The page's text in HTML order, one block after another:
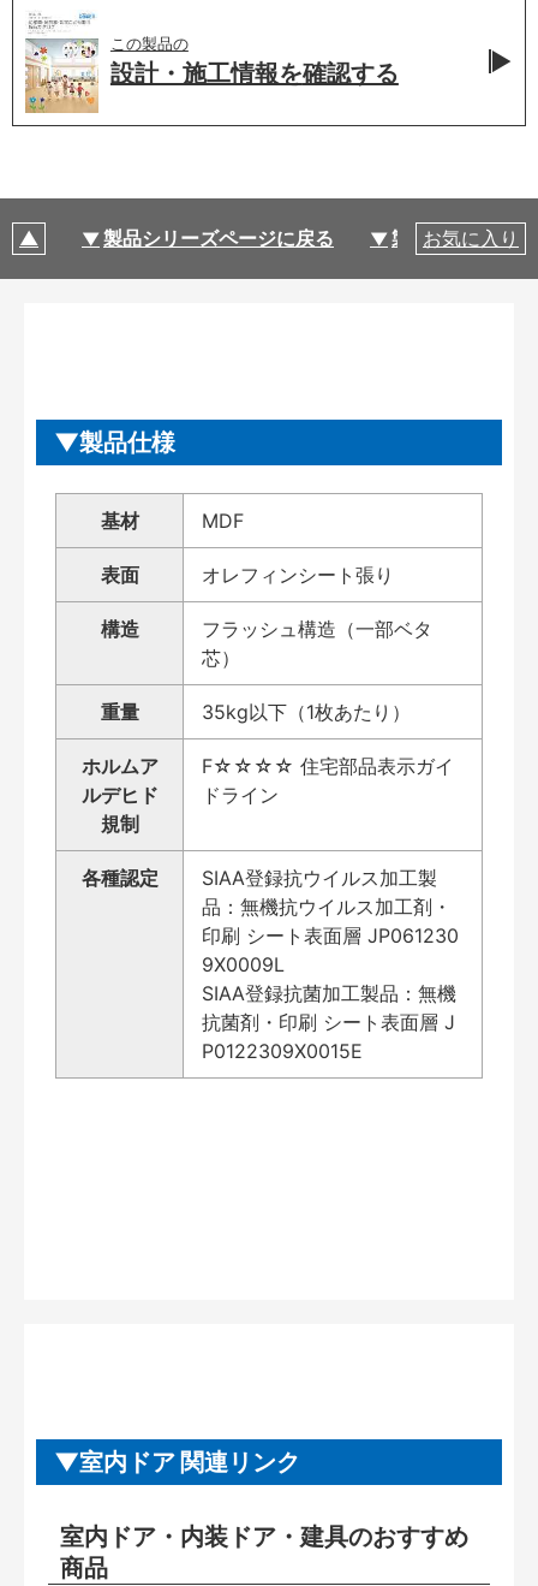
この製品の
設計・施工情報を確認する
製品シリーズページに戻る 製品仕様
お気に入り
製品仕様
基材 MDF
表面 オレフィンシート張り
構造
フラッシュ構造（一部ベタ
芯）
重量 35kg以下（1枚あたり）
ホルムア
ルデヒド
規制
F☆☆☆☆ 住宅部品表示ガイ
ドライン
各種認定
SIAA登録抗ウイルス加工製
品：無機抗ウイルス加工剤・
印刷 シート表面層 JP061230
9X0009L
SIAA登録抗菌加工製品：無機
抗菌剤・印刷 シート表面層 J
P0122309X0015E
室内ドア 関連リンク
室内ドア・内装ドア・建具のおすすめ
商品